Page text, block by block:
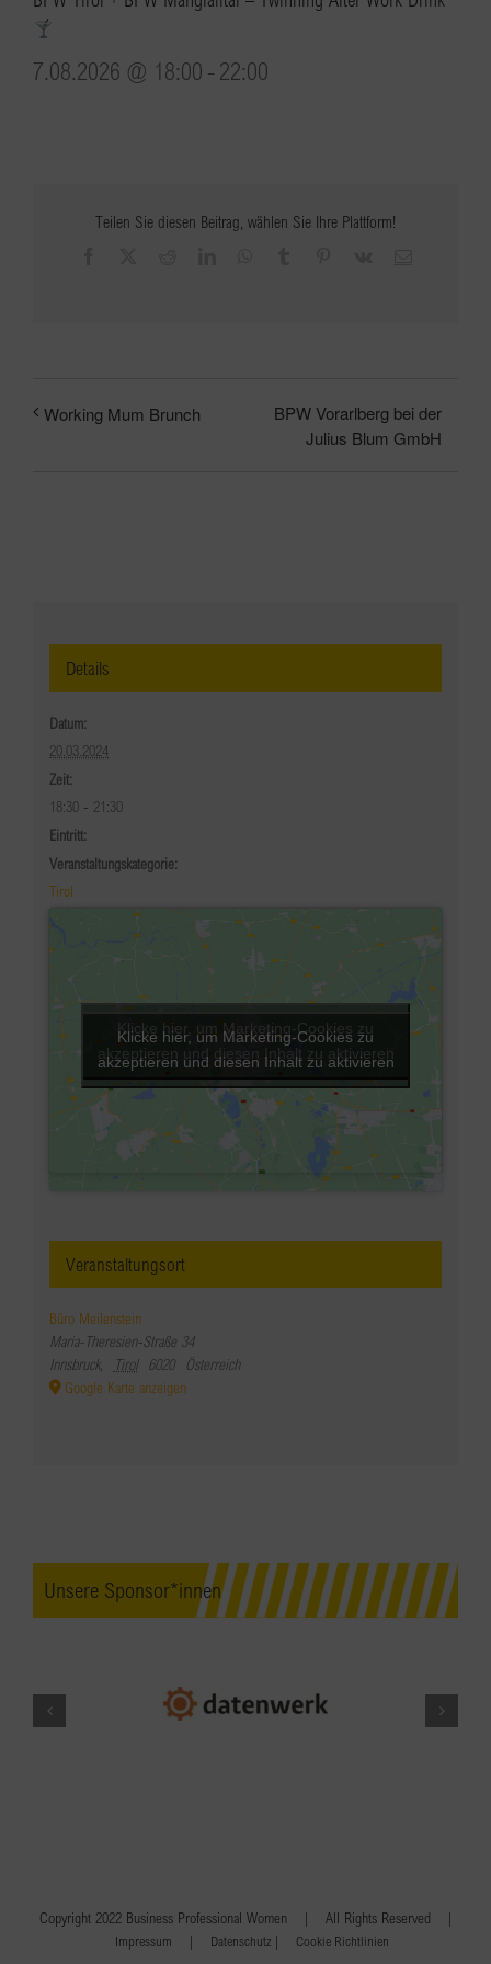
7.08.2026 @ 18:00 - 22:00
Teilen Sie diesen Beitrag, wählen Sie Ihre Plattform!
Working Mum Brunch
BPW Vorarlberg bei der
Julius Blum GmbH
Details
Datum:
20.03.2024
Zeit:
18:30 - 21:30
Eintritt:
Veranstaltungskategorie:
Tirol
Veranstaltungsort
Büro Meilenstein
Maria-Theresien-Straße 34
Innsbruck, Tirol 6020
Österreich
Google Karte anzeigen
Klicke hier, um Marketing-Cookies zu
akzeptieren und diesen Inhalt zu aktivieren
Klicke hier, um Marketing-Cookies zu
akzeptieren und diesen Inhalt zu aktivieren
Unsere Sponsor*innen
Copyright 2022 Business Professional Women | All Rights Reserved |
Impressum | Datenschutz | Cookie Richtlinien